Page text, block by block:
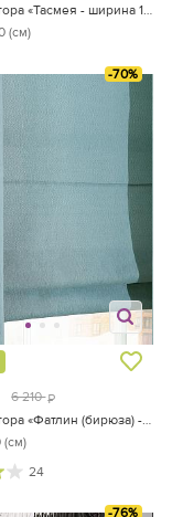
Римская штора «Тасмея - ширина 120 см»
(см)
-70%
руб.
6 210 руб.
Римская штора «Фатлин (бирюза) - ширина 80 см.»
24
-76%